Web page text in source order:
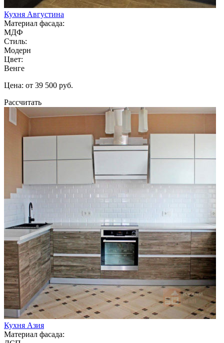
Кухня Августина
Материал фасада:
МДФ
Стиль:
Модерн
Цвет:
Венге
Цена: от 39 500 руб.
Рассчитать
Кухня Азия
Материал фасада: